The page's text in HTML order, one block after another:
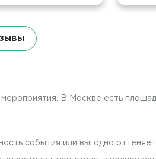
В Москве есть
события или выгодно